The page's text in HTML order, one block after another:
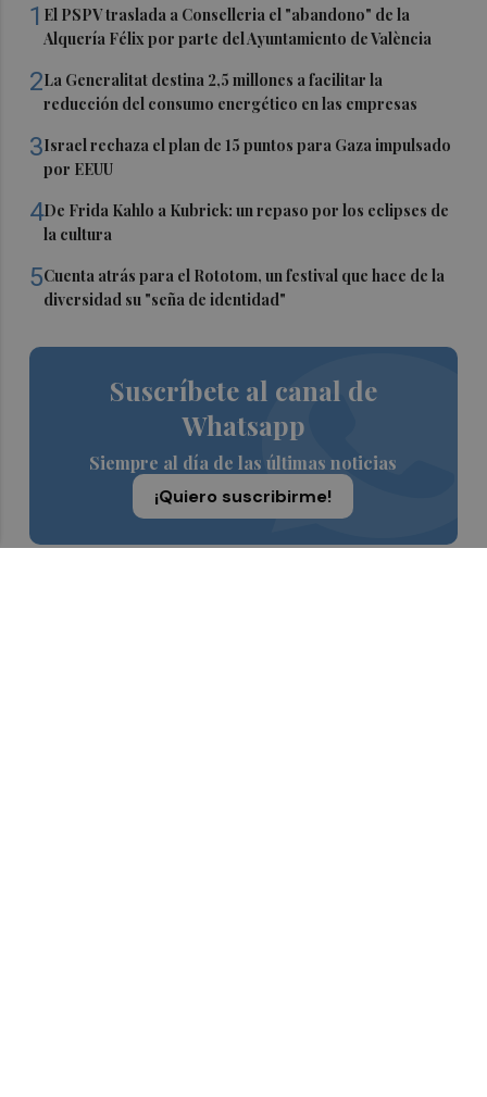
1 El PSPV traslada a Conselleria el "abandono" de la
Alquería Félix por parte del Ayuntamiento de València
2La Generalitat destina 2,5 millones a facilitar la
reducción del consumo energético en las empresas
3Israel rechaza el plan de 15 puntos para Gaza impulsado
por EEUU
4De Frida Kahlo a Kubrick: un repaso por los eclipses de
la cultura
5Cuenta atrás para el Rototom, un festival que hace de la
diversidad su "seña de identidad"
Suscríbete al canal de
Whatsapp
Siempre al día de las últimas noticias
¡Quiero suscribirme!